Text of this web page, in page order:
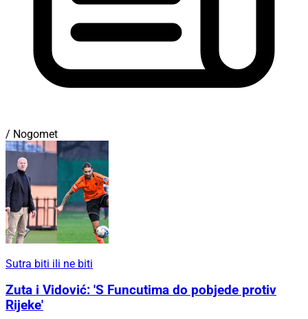
/ Nogomet
Sutra biti ili ne biti
Zuta i Vidović: 'S Funcutima do pobjede protiv
Rijeke'